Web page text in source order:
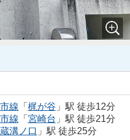
線 「 梶が谷 」駅 徒歩12分
線 「 宮崎台 」駅 徒歩21分
溝ノ口 」駅 徒歩25分